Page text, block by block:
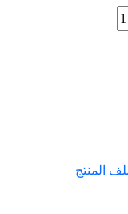
المنتج